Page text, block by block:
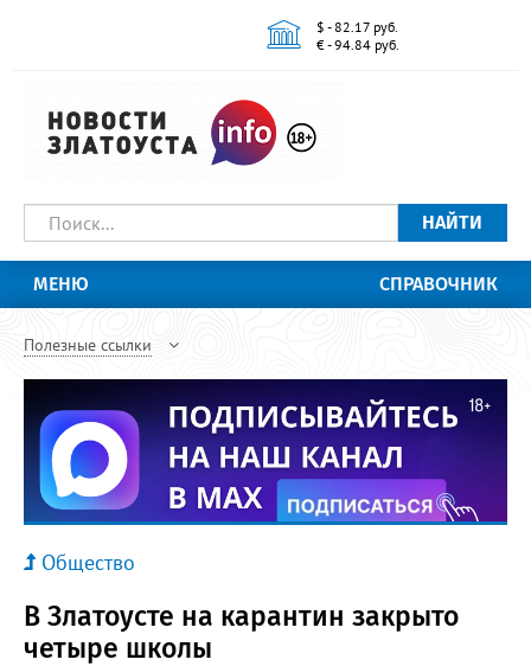
$ - 82.17 руб.
€ - 94.84 руб.
НАЙТИ
МЕНЮ СПРАВОЧНИК
Полезные ссылки
Общество
В Златоусте на карантин закрыто
четыре школы